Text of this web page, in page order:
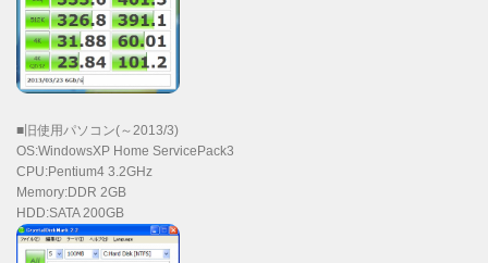
■旧使用パソコン(～2013/3)
OS:WindowsXP Home ServicePack3
CPU:Pentium4 3.2GHz
Memory:DDR 2GB
HDD:SATA 200GB